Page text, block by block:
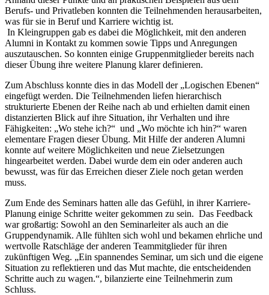
Berufs- und Privatleben konnten die Teilnehmenden herausarbeiten,
was für sie in Beruf und Karriere wichtig ist.
In Kleingruppen gab es dabei die Möglichkeit, mit den anderen
Alumni in Kontakt zu kommen sowie Tipps und Anregungen
auszutauschen. So konnten einige Gruppenmitglieder bereits nach
dieser Übung ihre weitere Planung klarer definieren.
Zum Abschluss konnte dies in das Modell der „Logischen Ebenen“
eingefügt werden. Die Teilnehmenden liefen hierarchisch
strukturierte Ebenen der Reihe nach ab und erhielten damit einen
distanzierten Blick auf ihre Situation, ihr Verhalten und ihre
Fähigkeiten: „Wo stehe ich?“ und „Wo möchte ich hin?“ waren
elementare Fragen dieser Übung. Mit Hilfe der anderen Alumni
konnte auf weitere Möglichkeiten und neue Zielsetzungen
hingearbeitet werden. Dabei wurde dem ein oder anderen auch
bewusst, was für das Erreichen dieser Ziele noch getan werden
muss.
Zum Ende des Seminars hatten alle das Gefühl, in ihrer Karriere-
Planung einige Schritte weiter gekommen zu sein. Das Feedback
war großartig: Sowohl an den Seminarleiter als auch an die
Gruppendynamik. Alle fühlten sich wohl und bekamen ehrliche und
wertvolle Ratschläge der anderen Teammitglieder für ihren
zukünftigen Weg. „Ein spannendes Seminar, um sich und die eigene
Situation zu reflektieren und das Mut machte, die entscheidenden
Schritte auch zu wagen.“, bilanzierte eine Teilnehmerin zum
Schluss.